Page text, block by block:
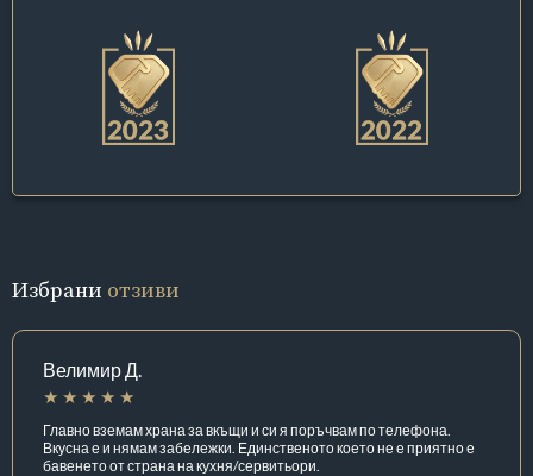
Избрани отзиви
Велимир Д.
Главно вземам храна за вкъщи и си я поръчвам по телефона.
Вкусна е и нямам забележки. Единственото което не е приятно е
бавенето от страна на кухня/сервитьори.